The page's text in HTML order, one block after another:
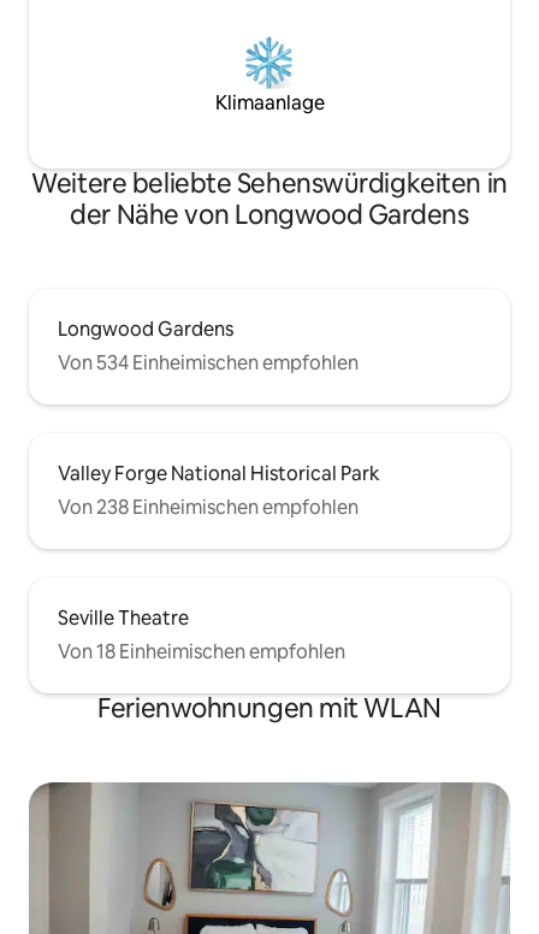
Klimaanlage
Weitere beliebte Sehenswürdigkeiten in
der Nähe von Longwood Gardens
Longwood Gardens
Von 534 Einheimischen empfohlen
Valley Forge National Historical Park
Von 238 Einheimischen empfohlen
Seville Theatre
Von 18 Einheimischen empfohlen
Ferienwohnungen mit WLAN